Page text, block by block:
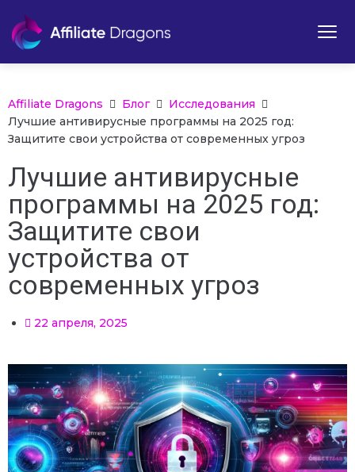
Affiliate Dragons Блог
Исследования
Лучшие антивирусные программы на 2025 год:
Защитите свои устройства от современных угроз
Лучшие антивирусные
программы на 2025 год:
Защитите свои
устройства от
современных угроз
22 апреля, 2025